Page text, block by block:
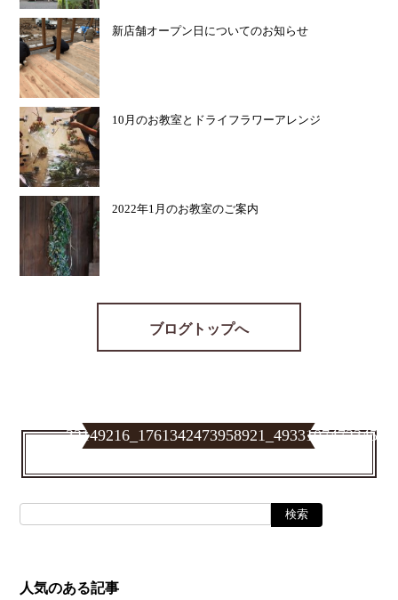
新店舗オープン日についてのお知らせ
10月のお教室とドライフラワーアレンジ
2022年1月のお教室のご案内
ブログトップへ
人気のある記事